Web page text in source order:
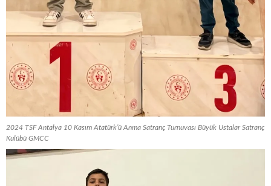
2024 TSF Antalya 10 Kasım Atatürk’ü Anma Satranç Turnuvası Büyük Ustalar Satranç
Kulübü GMCC